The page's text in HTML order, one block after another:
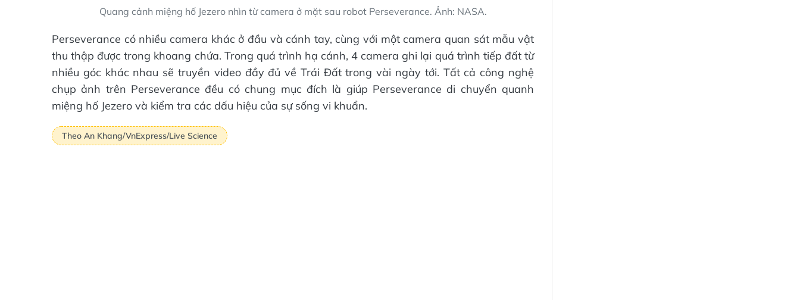
Quang cảnh miệng hố Jezero nhìn từ camera ở mặt sau robot Perseverance. Ảnh: NASA.
Perseverance có nhiều camera khác ở đầu và cánh tay, cùng với một camera quan sát mẫu vật
thu thập được trong khoang chứa. Trong quá trình hạ cánh, 4 camera ghi lại quá trình tiếp đất từ
nhiều góc khác nhau sẽ truyền video đầy đủ về Trái Đất trong vài ngày tới. Tất cả công nghệ
chụp ảnh trên Perseverance đều có chung mục đích là giúp Perseverance di chuyển quanh
miệng hố Jezero và kiểm tra các dấu hiệu của sự sống vi khuẩn.
Theo An Khang/VnExpress/Live Science